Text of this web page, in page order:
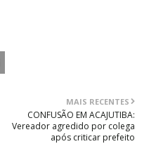
MAIS RECENTES
CONFUSÃO EM ACAJUTIBA:
Vereador agredido por colega
após criticar prefeito